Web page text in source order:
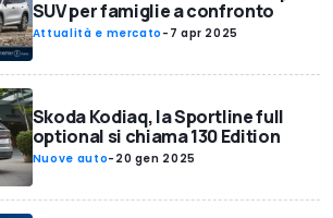
SUV per famiglie a confronto
Attualità e mercato - 7 apr 2025
Skoda Kodiaq, la Sportline full
optional si chiama 130 Edition
Nuove auto- 20 gen 2025